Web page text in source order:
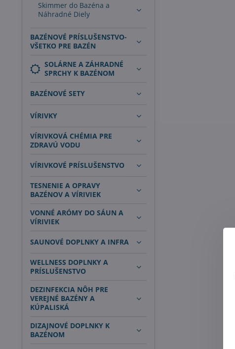
Skimmer do Bazéna a
Náhradné Diely
BAZÉNOVÉ PRÍSLUŠENSTVO-
VŠETKO PRE BAZÉN
SOLÁRNE A ZÁHRADNÉ
SPRCHY K BAZÉNOM
BAZÉNOVÉ SETY
VÍRIVKY
VÍRIVKOVÁ CHÉMIA PRE
ZDRAVÚ VODU
VÍRIVKOVÉ PRÍSLUŠENSTVO
TESNENIE A OPRAVY
BAZÉNOV A VÍRIVIEK
VONNÉ ARÓMY DO SÁUN A
VÍRIVIEK
SAUNOVÉ DOPLNKY A INFRA
WELLNESS DOPLNKY A
PRÍSLUŠENSTVO
DEZINFEKCIA NÔH PRE
VEREJNÉ BAZÉNY A
KÚPALISKÁ
DIZAJNOVÉ DOPLNKY K
BAZÉNOM